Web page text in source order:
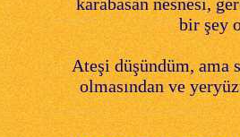
bir şey
Ateşi düşündüm, ama
olmasından ve